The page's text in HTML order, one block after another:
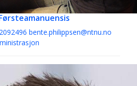
bente.philippsen@ntnu.no